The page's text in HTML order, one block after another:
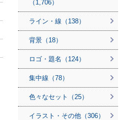
（1,706）
ライン・線（138）
背景（18）
ロゴ・題名（124）
集中線（78）
色々なセット（25）
イラスト・その他（306）